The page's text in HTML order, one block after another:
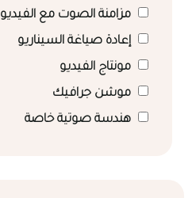
مزامنة الصوت مع الفيديو
إعادة صياغة السيناريو
مونتاج الفيديو
موشن جرافيك
هندسة صوتية خاصة